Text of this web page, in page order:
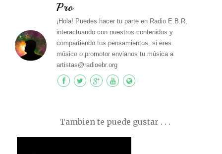
Pro
¡Hola! Puedes hacer tu parte en Radio E.B.R,
interactuando con nuestros contenidos y
compartiendo tus pensamientos, si eres
músico o promotor envianos tu música a
artistas@radioebr.org
Tambien te puede gustar . . .